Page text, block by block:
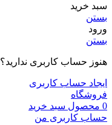
سبد خرید
بستن
ورود
بستن
هنوز حساب کاربری ندارید؟
ایجاد حساب کاربری
فروشگاه
0 محصول سبد خرید
حساب کاربری من